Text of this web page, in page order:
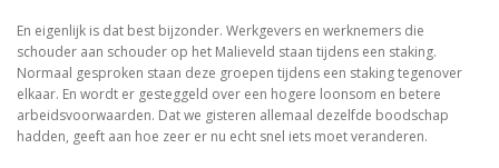
En eigenlijk is dat best bijzonder. Werkgevers en werknemers die
schouder aan schouder op het Malieveld staan tijdens een staking.
Normaal gesproken staan deze groepen tijdens een staking tegenover
elkaar. En wordt er gesteggeld over een hogere loonsom en betere
arbeidsvoorwaarden. Dat we gisteren allemaal dezelfde boodschap
hadden, geeft aan hoe zeer er nu echt snel iets moet veranderen.